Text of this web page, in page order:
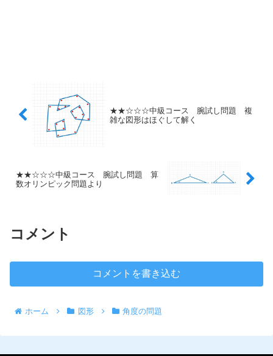
★★☆☆☆中級コース 腕試し問題 複
雑な図形はほぐして解く
★★☆☆☆中級コース 腕試し問題 算
数オリンピック問題より
コメント
コメントを書き込む
ホーム 図形 角度の問題